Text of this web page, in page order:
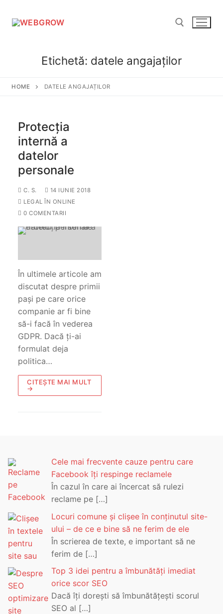
Etichetă: datele angajaților
HOME DATELE ANGAJAȚILOR
Protecția
internă a
datelor
personale
C. S.
14 IUNIE 2018
LEGAL ÎN ONLINE
0 COMENTARII
În ultimele articole am
discutat despre primii
pași pe care orice
companie ar fi bine
să-i facă în vederea
GDPR. Dacă ți-ai
formulat deja
politica…
CITEȘTE MAI MULT
→
Cele mai frecvente cauze pentru care
Facebook îți respinge reclamele
În cazul în care ai încercat să rulezi
reclame pe […]
Locuri comune și clișee în conținutul site-
ului – de ce e bine să ne ferim de ele
În scrierea de texte, e important să ne
ferim de […]
Top 3 idei pentru a îmbunătăți imediat
orice scor SEO
Dacă îți dorești să îmbunătățești scorul
SEO al […]